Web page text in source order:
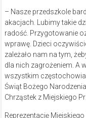
– Nasze przedszkole
akacjach. Lubimy takie
radość. Przygotowanie
wprawę. Dzieci
zależało nam na tym,
dla nich zagrożeniem. A
wszystkim
Świąt Bożego
Chrząstek z Miejskiego
Reprezentację